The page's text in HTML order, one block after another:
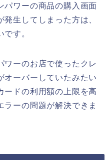
パワーの商品の購入画面
生してしまった方は、
す。
ワーのお店で使ったクレ
オーバーしていたみたい
ードの利用額の上限を高
ラーの問題が解決できま